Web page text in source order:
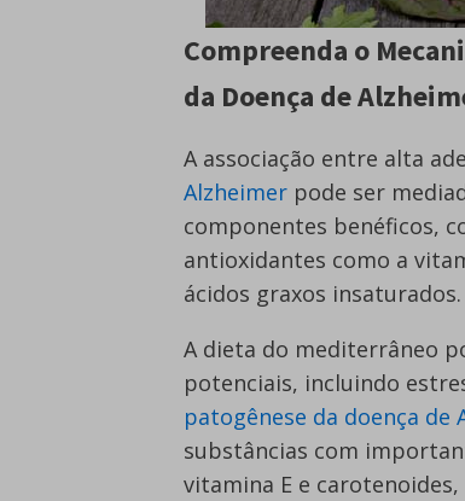
Compreenda o
da Doença de
A associação entre alta
Alzheimer pode ser
componentes benéficos,
antioxidantes como a
ácidos graxos insaturados.
A dieta do mediterrâneo
potenciais, incluindo
patogênese da doença de
substâncias com
vitamina E e